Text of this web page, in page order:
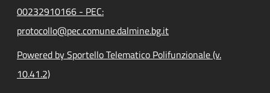
00232910166 - PEC:
protocollo@pec.comune.dalmine.bg.it
Powered by Sportello Telematico Polifunzionale (v.
10.41.2)